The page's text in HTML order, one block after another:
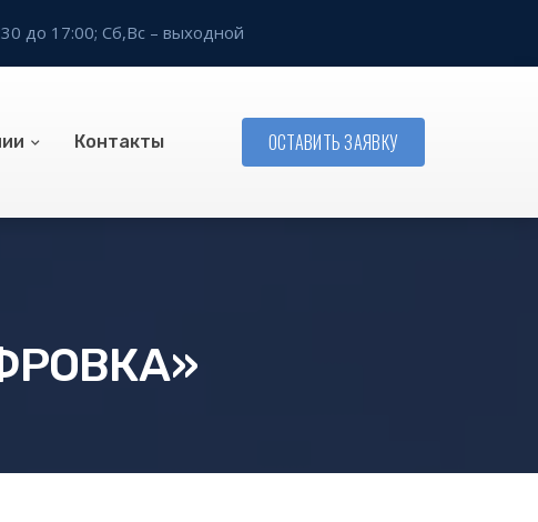
до 17:00; Сб,Вс – выходной
Контакты ОСТАВИТЬ ЗАЯВКУ